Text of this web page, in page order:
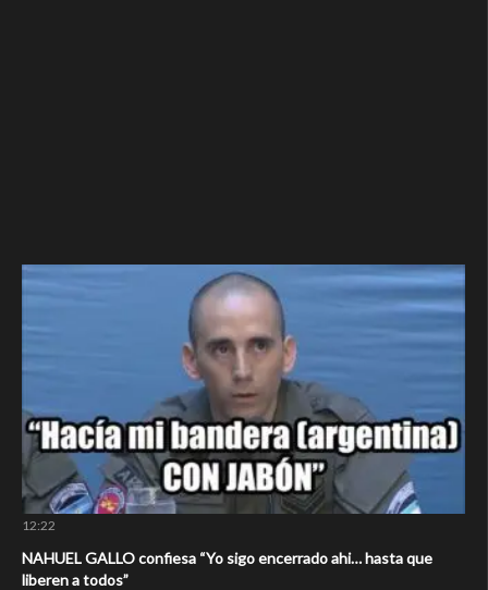
12:22
NAHUEL GALLO confiesa “Yo sigo encerrado ahi… hasta que
liberen a todos”